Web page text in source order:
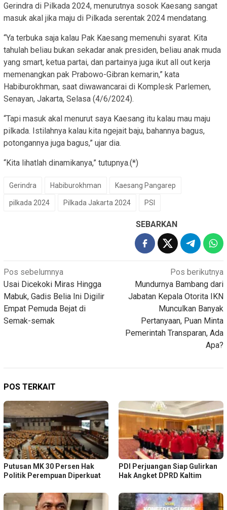
Gerindra di Pilkada 2024, menurutnya sosok Kaesang sangat
masuk akal jika maju di Pilkada serentak 2024 mendatang.
“Ya terbuka saja kalau Pak Kaesang memenuhi syarat. Kita
tahulah beliau bukan sekadar anak presiden, beliau anak muda
yang smart, ketua partai, dan partainya juga ikut all out kerja
memenangkan pak Prabowo-Gibran kemarin,” kata
Habiburokhman, saat diwawancarai di Komplesk Parlemen,
Senayan, Jakarta, Selasa (4/6/2024).
“Tapi masuk akal menurut saya Kaesang itu kalau mau maju
pilkada. Istilahnya kalau kita ngejait baju, bahannya bagus,
potongannya juga bagus,” ujar dia.
“Kita lihatlah dinamikanya,” tutupnya.(*)
Gerindra Habiburokhman Kaesang Pangarep
pilkada 2024 Pilkada Jakarta 2024 PSI
SEBARKAN
Navigasi
pos
Pos sebelumnya
Usai Dicekoki Miras Hingga
Mabuk, Gadis Belia Ini Digilir
Empat Pemuda Bejat di
Semak-semak
Pos berikutnya
Mundurnya Bambang dari
Jabatan Kepala Otorita IKN
Munculkan Banyak
Pertanyaan, Puan Minta
Pemerintah Transparan, Ada
Apa?
POS TERKAIT
Putusan MK 30 Persen Hak
Politik Perempuan Diperkuat
PDI Perjuangan Siap Gulirkan
Hak Angket DPRD Kaltim